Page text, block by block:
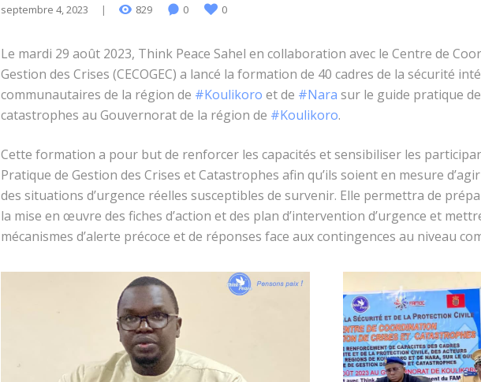
septembre 4, 2023 829 0 0
Le mardi 29 août 2023, Think Peace Sahel en collaboration avec le Centre de
Gestion des Crises (CECOGEC) a lancé la formation de 40 cadres de la sécurité
communautaires de la région de #Koulikoro et de #Nara sur le guide pratique de
catastrophes au Gouvernorat de la région de #Koulikoro.
Cette formation a pour but de renforcer les capacités et sensibiliser les
Pratique de Gestion des Crises et Catastrophes afin qu’ils soient en mesure
des situations d’urgence réelles susceptibles de survenir. Elle permettra de
la mise en œuvre des fiches d’action et des plan d’intervention d’urgence et
mécanismes d’alerte précoce et de réponses face aux contingences au niveau